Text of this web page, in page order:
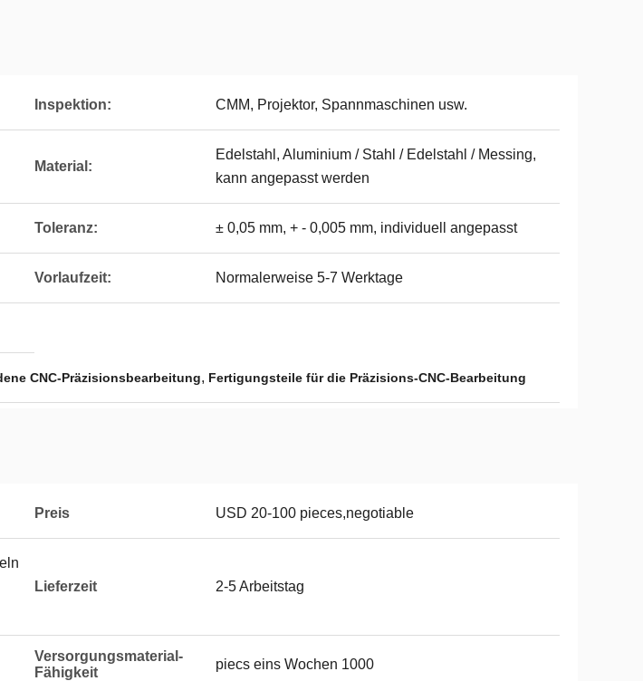
Inspektion: CMM, Projektor, Spannmaschinen usw.
Material:
Edelstahl, Aluminium / Stahl / Edelstahl / Messing,
kann angepasst werden
Toleranz: ± 0,05 mm, + - 0,005 mm, individuell angepasst
Vorlaufzeit: Normalerweise 5-7 Werktage
CNC-Präzisionsbearbeitung, Fertigungsteile für die Präzisions-CNC-Bearbeitung
Preis USD 20-100 pieces,negotiable
Lieferzeit 2-5 Arbeitstag
Versorgungsmaterial-
Fähigkeit
piecs eins Wochen 1000